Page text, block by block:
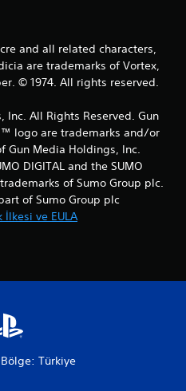
and all related characters,
are trademarks of Vortex,
© 1974. All rights reserved.
Inc. All Rights Reserved. Gun
logo are trademarks and/or
Gun Media Holdings, Inc.
DIGITAL and the SUMO
of Sumo Group plc.
of Sumo Group plc
ve EULA
Türkiye